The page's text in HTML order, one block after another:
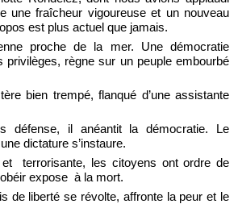
une fraîcheur vigoureuse et un nouveau
est plus actuel que jamais.
proche de la mer. Une démocratie
règne sur un peuple embourbé
bien trempé, flanqué d’une assistante
défense, il anéantit la démocratie. Le
dictature s’instaure.
terrorisante, les citoyens ont ordre de
expose à la mort.
de liberté se révolte, affronte la peur et le